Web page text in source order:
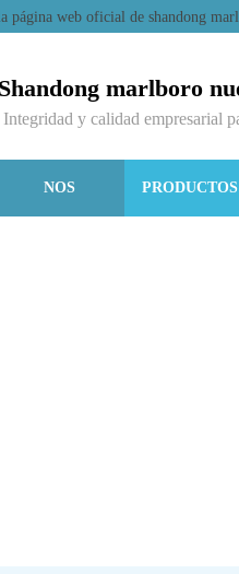
página web oficial de shandong
Shandong marlboro
Integridad y calidad empresarial
NOS PRODUCTOS